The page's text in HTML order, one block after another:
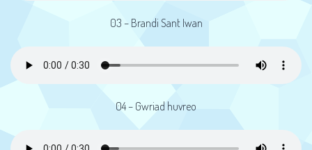
03 – Brandi Sant Iwan
04 – Gwriad huvreo